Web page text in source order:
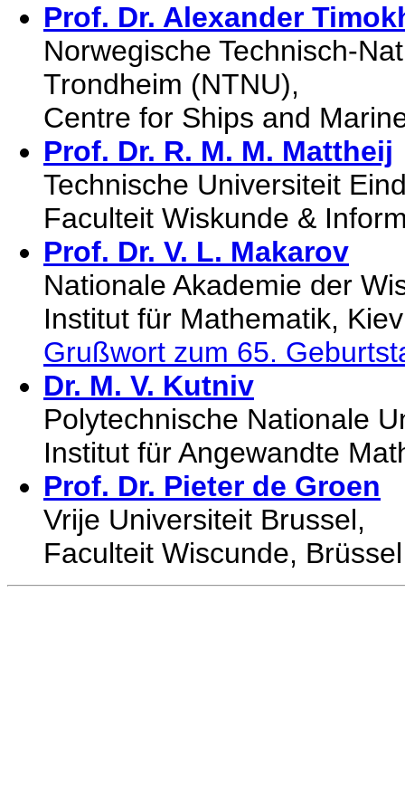
Prof. Dr. Alexander
Norwegische Technisch-
Trondheim (NTNU),
Centre for Ships and
Prof. Dr. R. M. M. Mattheij
Technische Universiteit
Faculteit Wiskunde &
Prof. Dr. V. L. Makarov
Nationale Akademie der
Institut für Mathematik,
Grußwort zum 65.
Dr. M. V. Kutniv
Polytechnische Nationale
Institut für Angewandte
Prof. Dr. Pieter de Groen
Vrije Universiteit Brussel,
Faculteit Wiscunde,